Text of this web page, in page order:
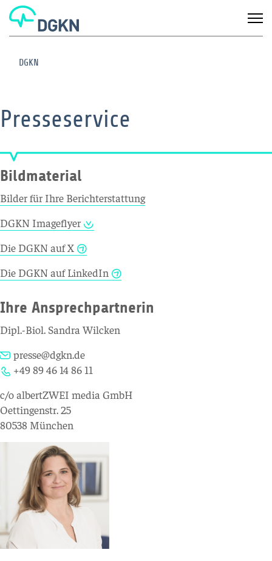
DGKN
Presseservice
Bildmaterial
Bilder für Ihre Berichterstattung
DGKN Imageflyer
Die DGKN auf X
Die DGKN auf LinkedIn
Ihre Ansprechpartnerin
Dipl.-Biol. Sandra Wilcken
presse@dgkn.de
+49 89 46 14 86 11
c/o albertZWEI media GmbH
Oettingenstr. 25
80538 München